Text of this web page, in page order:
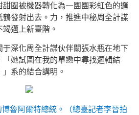
圈被機器轉化為一團團彩虹色的邏
發射出去。力，推進中秘周全計謀
邁上新臺階。
于深化周全計謀伙伴關張水瓶在地下
「她試圖在我的單戀中尋找邏輯結
系的結合講明。
魯阿爾特總統。（總臺記者李晉拍